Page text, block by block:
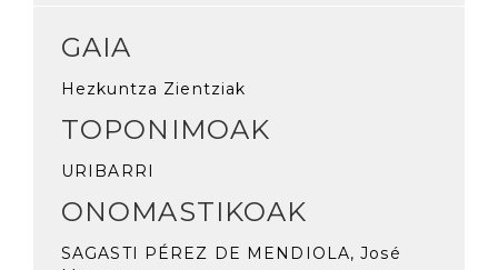
GAIA
Hezkuntza Zientziak
TOPONIMOAK
URIBARRI
ONOMASTIKOAK
SAGASTI PÉREZ DE MENDIOLA, José